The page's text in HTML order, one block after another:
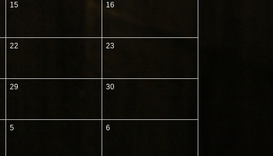
15 16
22 23
29 30
5 6